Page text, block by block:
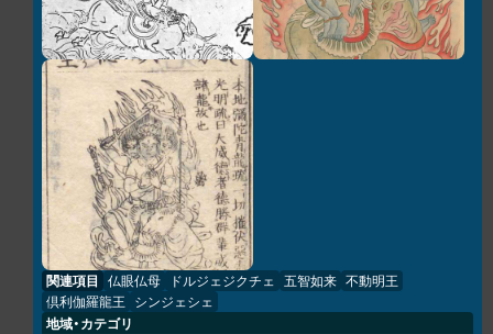
関連項目 仏眼仏母 ドルジェジクチェ 五智如来 不動明王
倶利伽羅龍王 シンジェシェ
地域・カテゴリ